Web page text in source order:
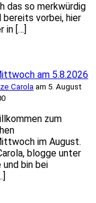
das so merkwürdig
bereits vorbei, hier
in […]
am 5.8.2026
Carolaam 5. August
zum
im August.
blogge unter
und bin bei